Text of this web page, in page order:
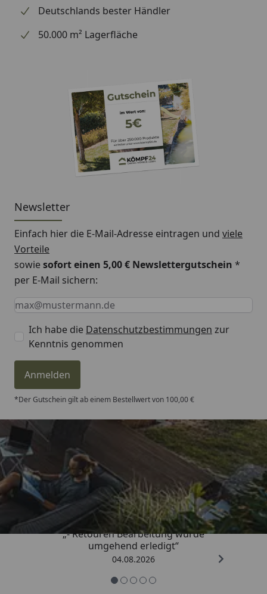
Deutschlands bester Händler
50.000 m² Lagerfläche
Newsletter
Einfach hier die E-Mail-Adresse eintragen und viele
Vorteile
sowiesofort einen 5,00 € Newslettergutschein *
per E-Mail sichern:
Keine Eingabe erforderlich
Eingabe erforderlich
E-Mail *
Ich habe die Datenschutzbestimmungen zur
Kenntnis genommen
Anmelden
*Der Gutschein gilt ab einem Bestellwert von 100,00 €
Trusted Shops
4,81/ 5
„- Retouren Bearbeitung wurde
umgehend erledigt“
04.08.2026